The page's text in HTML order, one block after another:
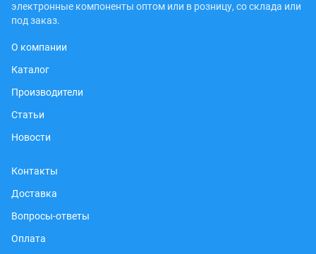
электронные компоненты оптом или в розницу, со склада или
под заказ.
О компании
Каталог
Производители
Статьи
Новости
Контакты
Доставка
Вопросы-ответы
Оплата